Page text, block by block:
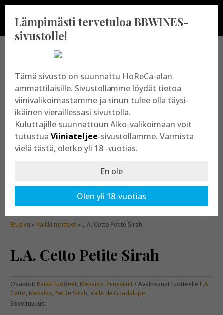
BBWINES OY
Vajossuonkatu 10
20360 Turku
y-tunnus: 2009865-8
Etusivu » Kaikki tuotteet» L.A. Cetto Petite Sirah
L.A. Cetto Petite Sirah
Osastot: Kaikki tuotteet, Meksiko, Punaviinit Avainsanat tuotteelle L.A.
Cetto, Meksiko, Petite Sirah,Valle de Guadalupe
Soveltuvuus:
Lämpimästi tervetuloa BBWINES-
sivustolle!
Tämä sivusto on suunnattu HoReCa-alan
ammattilaisille. Sivustollamme löydät tietoa
viinivalikoimastamme ja sinun tulee olla täysi-
ikäinen vieraillessasi sivustolla.
Kuluttajille suunnattuun Alko-valikoimaan voit
tutustua Viiniateljee-sivustollamme. Varmista
vielä tästä, oletko yli 18 -vuotias.
En ole
Olen yli 18-vuotias